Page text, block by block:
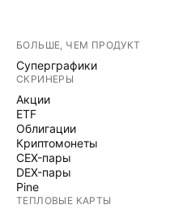
БОЛЬШЕ, ЧЕМ ПРОДУКТ
Суперграфики
СКРИНЕРЫ
Акции
ETF
Облигации
Криптомонеты
CEX-пары
DEX-пары
Pine
ТЕПЛОВЫЕ КАРТЫ